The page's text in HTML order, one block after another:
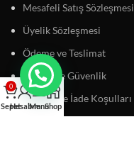
Mesafeli Satış Sözleşmesi
Üyelik Sözleşmesi
Ödeme ve Teslimat
Gizlilik ve Güvenlik
Garanti ve İade Koşulları
0
SepetHesabımMenuShop